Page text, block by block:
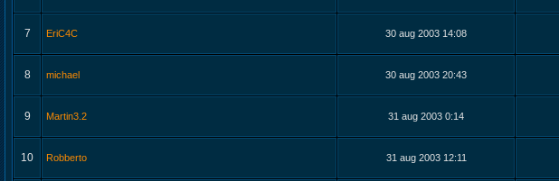
7 EriC4C 30 aug 2003 14:08
8 michael 30 aug 2003 20:43
9 Martin3.2 31 aug 2003 0:14
10 Robberto 31 aug 2003 12:11